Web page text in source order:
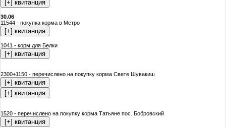
30.06
11544 - покупка корма в Метро
1041 - корм для Белки
2300+1150 - перечислено на покупку корма Свете Шувакиш
1520 - перечислено на покупку корма Татьяне пос. Бобровский